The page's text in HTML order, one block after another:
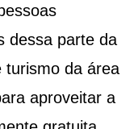
dessa parte da
turismo da área
aproveitar a